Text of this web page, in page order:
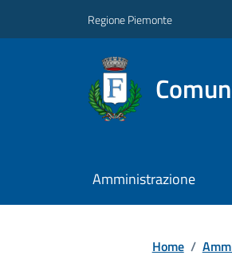
Regione Piemonte
Amministrazione
Home /